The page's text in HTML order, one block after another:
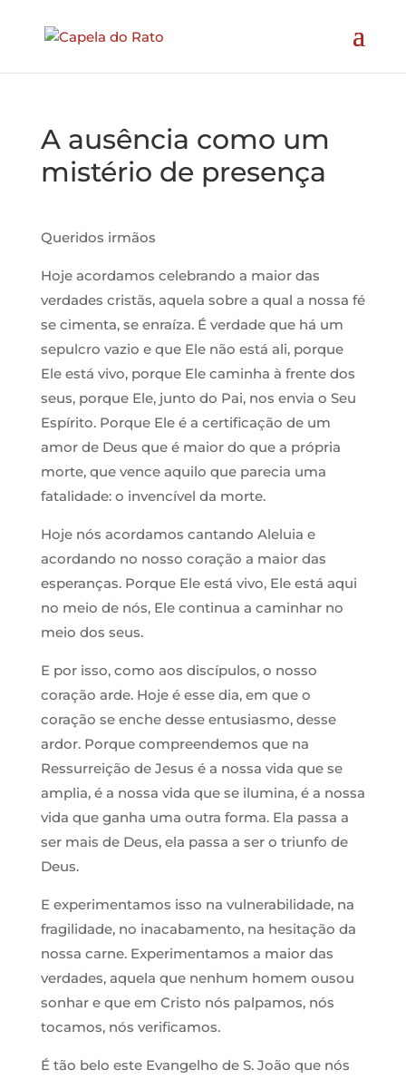
A ausência como um
mistério de presença
Queridos irmãos
Hoje acordamos celebrando a maior das
verdades cristãs, aquela sobre a qual a nossa fé
se cimenta, se enraíza. É verdade que há um
sepulcro vazio e que Ele não está ali, porque
Ele está vivo, porque Ele caminha à frente dos
seus, porque Ele, junto do Pai, nos envia o Seu
Espírito. Porque Ele é a certificação de um
amor de Deus que é maior do que a própria
morte, que vence aquilo que parecia uma
fatalidade: o invencível da morte.
Hoje nós acordamos cantando Aleluia e
acordando no nosso coração a maior das
esperanças. Porque Ele está vivo, Ele está aqui
no meio de nós, Ele continua a caminhar no
meio dos seus.
E por isso, como aos discípulos, o nosso
coração arde. Hoje é esse dia, em que o
coração se enche desse entusiasmo, desse
ardor. Porque compreendemos que na
Ressurreição de Jesus é a nossa vida que se
amplia, é a nossa vida que se ilumina, é a nossa
vida que ganha uma outra forma. Ela passa a
ser mais de Deus, ela passa a ser o triunfo de
Deus.
E experimentamos isso na vulnerabilidade, na
fragilidade, no inacabamento, na hesitação da
nossa carne. Experimentamos a maior das
verdades, aquela que nenhum homem ousou
sonhar e que em Cristo nós palpamos, nós
tocamos, nós verificamos.
É tão belo este Evangelho de S. João que nós